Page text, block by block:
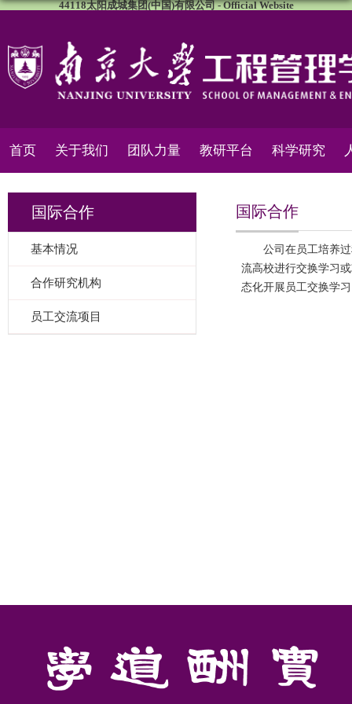
44118太阳成城集团(中国)有限公司 - Official Website
首页 关于我们 团队力量 教研平台 科学研究
国际合作
基本情况
合作研究机构
员工交流项目
国际合作
公司在员工培养
流高校进行交换学习
态化开展员工交换学